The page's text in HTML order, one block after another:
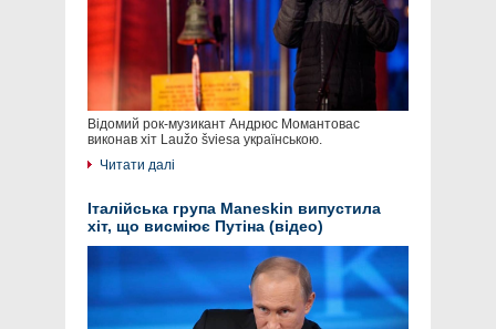
Відомий рок-музикант Андрюс Момантовас
виконав хіт Laužo šviesa українською.
Читати далі
Італійська група Maneskin випустила
хіт, що висміює Путіна (відео)